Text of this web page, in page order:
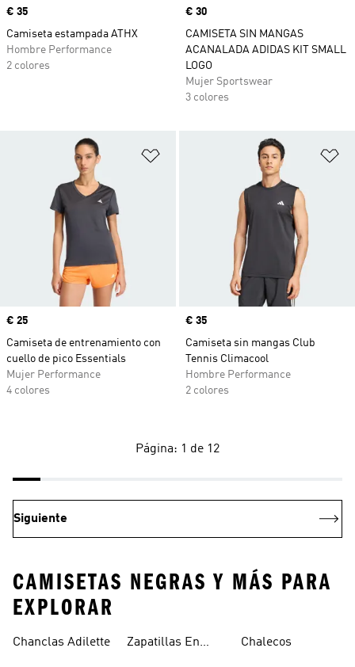
Precio
€ 35
Camiseta estampada ATHX
Hombre Performance
2 colores
Precio
€ 30
CAMISETA SIN MANGAS
ACANALADA ADIDAS KIT SMALL
LOGO
Mujer Sportswear
3 colores
Añadir a la lista de deseos
Precio
€ 25
Camiseta de entrenamiento con
cuello de pico Essentials
Mujer Performance
4 colores
Precio
€ 35
Camiseta sin mangas Club
Tennis Climacool
Hombre Performance
2 colores
Página: 1 de 12
Siguiente
CAMISETAS NEGRAS Y MÁS PARA
EXPLORAR
Chanclas Adilette
Zapatillas En
Chalecos